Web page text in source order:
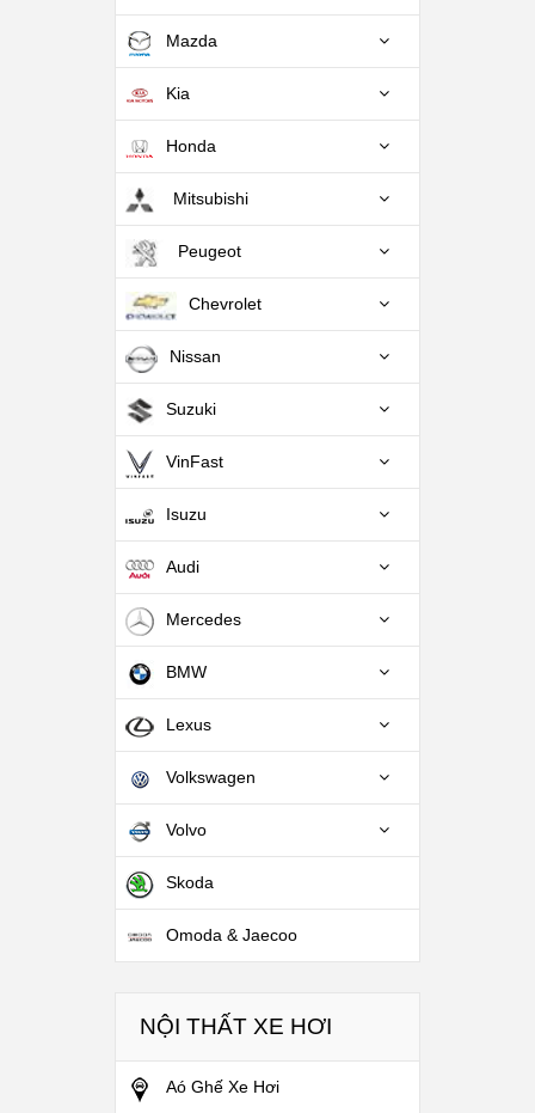
Mazda
Kia
Honda
Mitsubishi
Peugeot
Chevrolet
Nissan
Suzuki
VinFast
Isuzu
Audi
Mercedes
BMW
Lexus
Volkswagen
Volvo
Skoda
Omoda & Jaecoo
NỘI THẤT XE HƠI
Aó Ghế Xe Hơi